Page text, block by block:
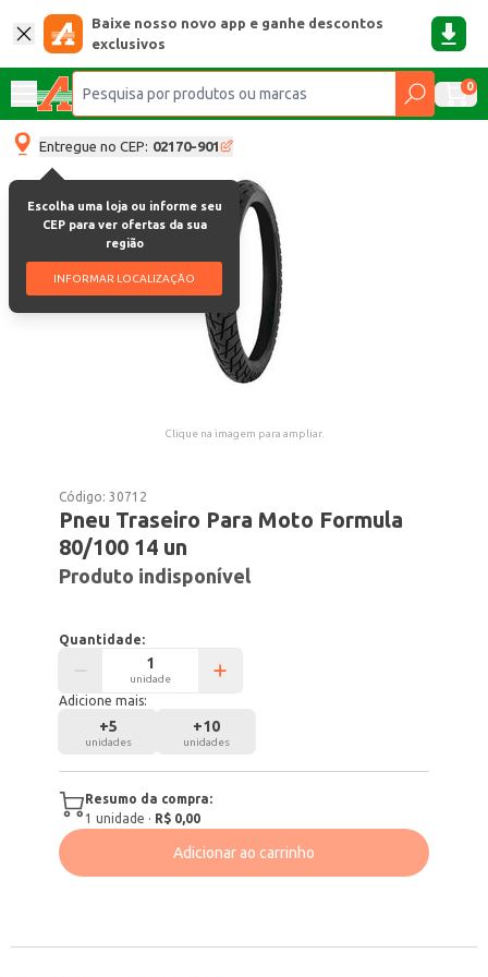
Baixe nosso novo app e ganhe descontos
exclusivos
0
Entregue no CEP: 02170-901
Escolha uma loja ou informe seu
CEP para ver ofertas da sua
região
INFORMAR LOCALIZAÇÃO
Clique na imagem para ampliar.
Código:30712
Pneu Traseiro Para Moto Formula
80/100 14 un
Produto indisponível
Quantidade:
unidade
Adicione mais:
+5
unidades
+10
unidades
Resumo da compra:
1 unidade · R$ 0,00
Adicionar ao carrinho